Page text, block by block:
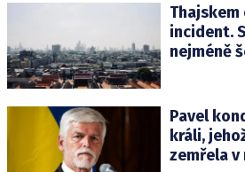
incident.
nejméně
Pavel
králi,
zemřela v